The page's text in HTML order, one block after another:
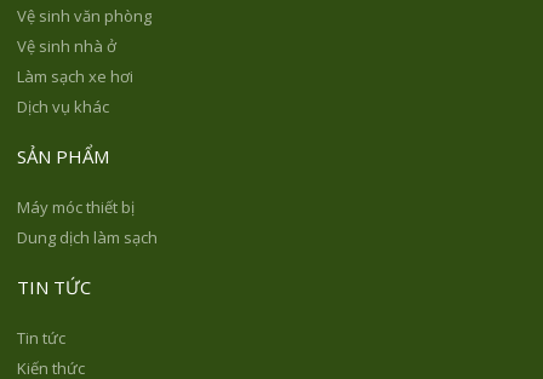
Vệ sinh văn phòng
Vệ sinh nhà ở
Làm sạch xe hơi
Dịch vụ khác
SẢN PHẨM
Máy móc thiết bị
Dung dịch làm sạch
TIN TỨC
Tin tức
Kiến thức